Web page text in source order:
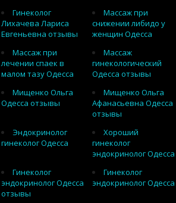
Гинеколог
Лихачева Лариса
Евгеньевна отзывы
Массаж при
снижении либидо у
женщин Одесса
Массаж при
лечении спаек в
малом тазу Одесса
Массаж
гинекологический
Одесса отзывы
Мищенко Ольга
Одесса отзывы
Мищенко Ольга
Афанасьевна Одесса
отзывы
Эндокринолог
гинеколог Одесса
Хороший
гинеколог
эндокринолог Одесса
Гинеколог
эндокринолог Одесса
отзывы
Гинеколог
эндокринолог Одесса